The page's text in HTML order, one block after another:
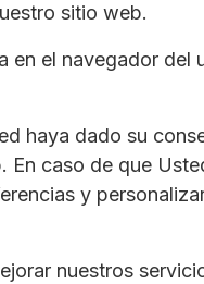
sitio web.
en el navegador del
haya dado su
En caso de que
y
nuestros